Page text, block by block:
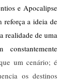
e Apocalipse
reforça a ideia de
de uma
um cenário; é
os destinos